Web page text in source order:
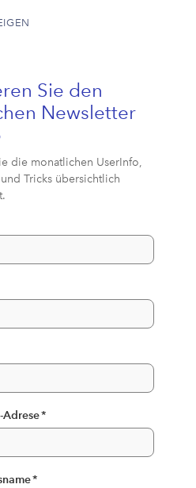
Sie den
Newsletter
die monatlichen UserInfo,
Tricks übersichtlich
Adrese*
*